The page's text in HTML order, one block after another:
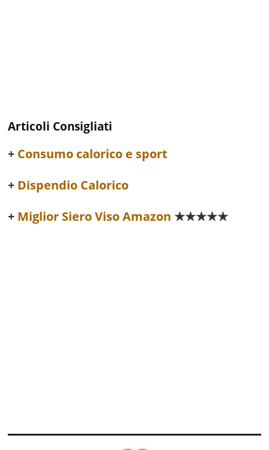
Articoli Consigliati
Consumo calorico e sport
Dispendio Calorico
Miglior Siero Viso Amazon ★★★★★